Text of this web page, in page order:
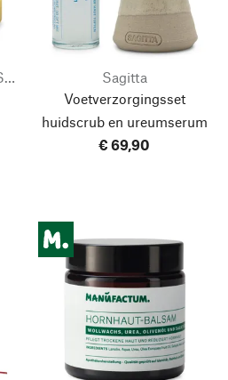
The Edinburgh Natural Skincare Company
Sagitta
Voetverzorgingsset
huidscrub en ureumserum
€ 69,90